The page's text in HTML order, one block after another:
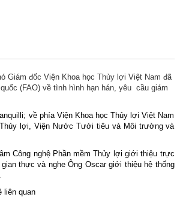
Giám đốc Viện Khoa học Thủy lợi Việt Nam đã
(FAO) về tình hình hạn hán, yêu cầu giám
về phía Viện Khoa học Thủy lợi Việt Nam
lợi, Viện Nước Tưới tiêu và Môi trường và
Công nghệ Phần mềm Thủy lợi giới thiệu trực
thực và nghe Ông Oscar giới thiệu hệ thống
liên quan